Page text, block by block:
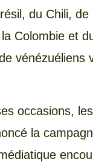
du Chili, de
Colombie et
vénézuéliens
occasions,
la